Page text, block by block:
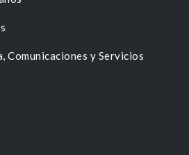
Comunicaciones y Servicios